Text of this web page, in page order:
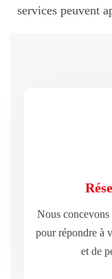
services peuvent
Nous concevons
pour répondre à
et de
et de